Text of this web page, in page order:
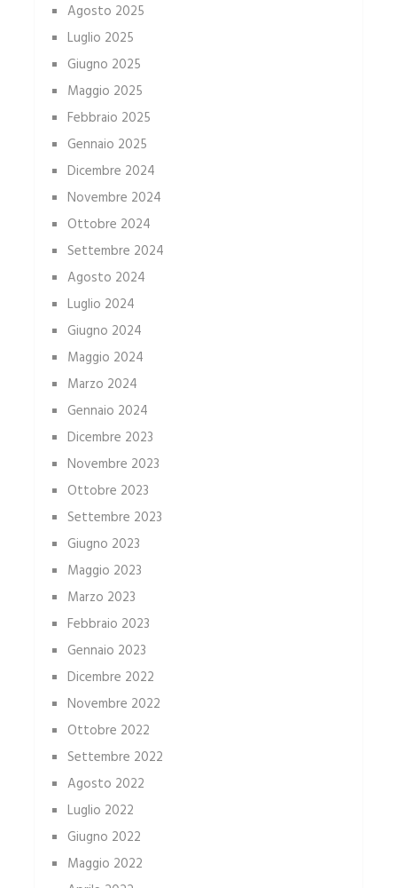
Agosto 2025
Luglio 2025
Giugno 2025
Maggio 2025
Febbraio 2025
Gennaio 2025
Dicembre 2024
Novembre 2024
Ottobre 2024
Settembre 2024
Agosto 2024
Luglio 2024
Giugno 2024
Maggio 2024
Marzo 2024
Gennaio 2024
Dicembre 2023
Novembre 2023
Ottobre 2023
Settembre 2023
Giugno 2023
Maggio 2023
Marzo 2023
Febbraio 2023
Gennaio 2023
Dicembre 2022
Novembre 2022
Ottobre 2022
Settembre 2022
Agosto 2022
Luglio 2022
Giugno 2022
Maggio 2022